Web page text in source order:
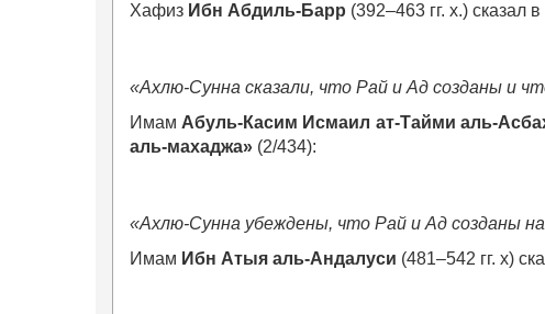
Хафиз Ибн Абдиль-Барр (392–463 гг. х.) сказал
«Ахлю-Сунна сказали, что Рай и Ад созданы и
Имам Абуль-Касим Исмаил ат-Тайми аль-
аль-махаджа» (2/434):
«Ахлю-Сунна убеждены, что Рай и Ад созданы
Имам Ибн Атыя аль-Андалуси (481–542 гг. х)